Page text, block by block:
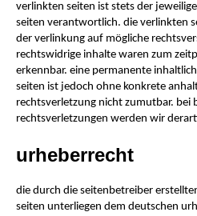
verlinkten seiten ist stets der
seiten verantwortlich. die verlinkten
der verlinkung auf mögliche
rechtswidrige inhalte waren zum
erkennbar. eine permanente
seiten ist jedoch ohne konkrete
rechtsverletzung nicht zumutbar. bei
rechtsverletzungen werden wir
urheberrecht
die durch die seitenbetreiber
seiten unterliegen dem deutschen